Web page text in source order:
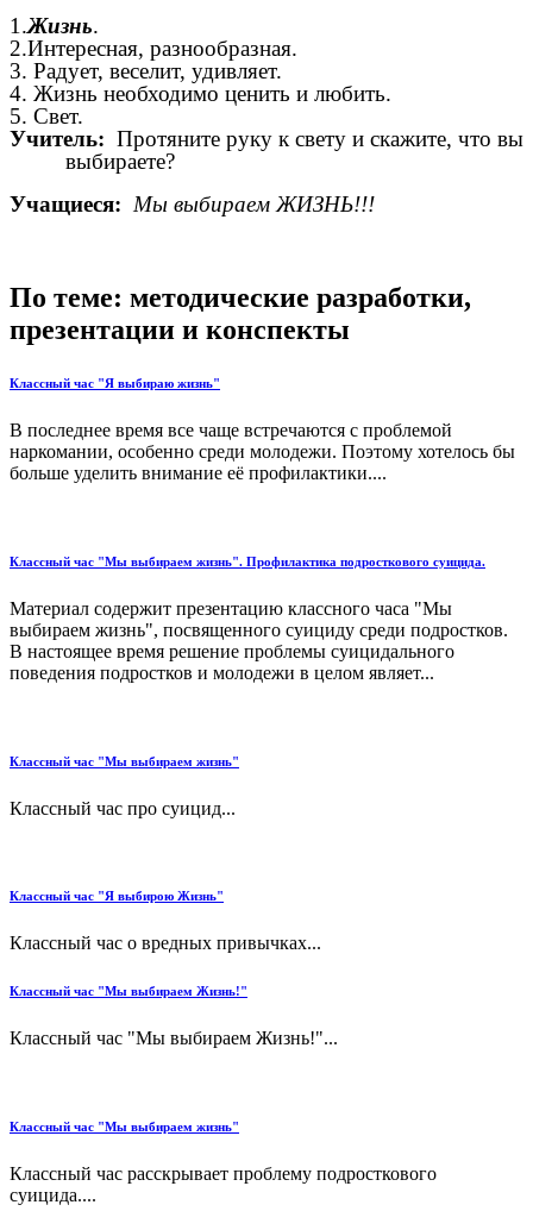
1.Жизнь.
2.Интересная, разнообразная.
3. Радует, веселит, удивляет.
4. Жизнь необходимо ценить и любить.
5. Свет.
Учитель: Протяните руку к свету и скажите, что вы
выбираете?
Учащиеся: Мы выбираем ЖИЗНЬ!!!
По теме: методические разработки,
презентации и конспекты
Классный час "Я выбираю жизнь"
В последнее время все чаще встречаются с проблемой
наркомании, особенно среди молодежи. Поэтому хотелось бы
больше уделить внимание её профилактики....
Классный час "Мы выбираем жизнь". Профилактика подросткового суицида.
Материал содержит презентацию классного часа "Мы
выбираем жизнь", посвященного суициду среди подростков.
В настоящее время решение проблемы суицидального
поведения подростков и молодежи в целом являет...
Классный час "Мы выбираем жизнь"
Классный час про суицид...
Классный час "Я выбирою Жизнь"
Классный час о вредных привычках...
Классный час "Мы выбираем Жизнь!"
Классный час "Мы выбираем Жизнь!"...
Классный час "Мы выбираем жизнь"
Классный час расскрывает проблему подросткового
суицида....